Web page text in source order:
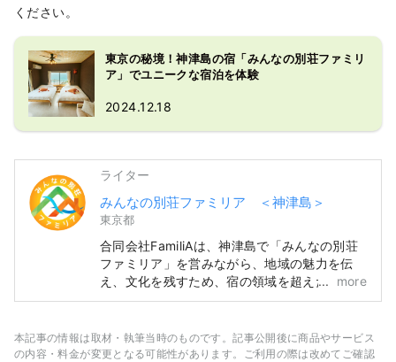
ください。
東京の秘境！神津島の宿「みんなの別荘ファミリ
ア」でユニークな宿泊を体験
2024.12.18
ライター
みんなの別荘ファミリア ＜神津島＞
東京都
合同会社FamiliAは、神津島で「みんなの別荘
ファミリア」を営みながら、地域の魅力を伝
え、文化を残すため、宿の領域を超えた活動を
しています。 2024年1月には、神津島の観光
マエから島のことがよくわかる＜神津島すごろ
く＞と現地を訪れた人だけが体験できる＜ドラ
more
本記事の情報は取材・執筆当時のものです。記事公開後に商品やサービス
の内容・料金が変更となる可能性があります。ご利用の際は改めてご確認